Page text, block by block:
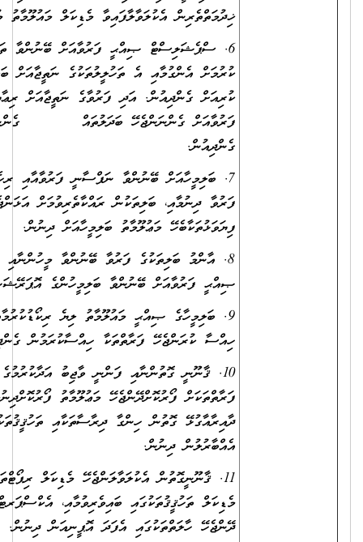
ޚިދުމަތްތެރިން އެކުލަވާލާފައިވާ މެޑިކަލް މައުލޫމާތު މުރާޖައާ ކުރުން.
6. ސްޕެޝަލިސްޓް ޞިއްޙީ ފަރުވާއަށް ބޭނުންވާ ތަހުލީލުތައް
ކުރުމަށް އެންގުމާއި އެ ތަހުލީލުތަކުގެ ނަތީޖާއަށް ބަލައި ފަރުވާ
ކުރިއަށް ގެންދިއުން. އަދި ފަރުވާގެ ނަތީޖާއަށް ރިޢާޔަތްކޮށް ދެވޭ
ފަރުވާއަށް ގެންނަންޖެހޭ ބަދަލުތައް ގެންނަމުން
7. ބަލިމީހާއަށް ބޭނުންވާ ނަފްސާނީ ފަރުވާއާއި ރިހެބިލިޓޭޝަން
ފަރުވާ ދިނުމާއި، ބަލިތަކުން ރައްކާތެރިވުމަށް އަޅަންޖެހޭނެ
ފިޔަވަޅުތަކާބެހޭ މަޢުލޫމާތު ބަލިމީހާއަށް ދިނުން.
8. އާންމު ބަލިތަކުގެ ފަރުވާ ބޭނުންވާ މީހުންނާއި ސްޕެޝަލިސްޓް
ޞިއްޙީ ފަރުވާއަށް ބޭނުންވާ ބަލިމީހުންގެ އޮޕަރޭޝަންތައް ކުރުން.
9. ބަލިމީހާގެ ޞިއްޙީ މައުލޫމާތު ލިޔެ ރިކޯޑުކުރުމާއި އެ މަޢުލޫމާތު
ހިއްސާ ކުރަންޖެހޭ ފަރާތްތަކާ ހިއްސާކުރަމުން ގެންދިއުން.
10. ޤާނޫނީ ގޮތުންނާއި ފަންނީ ވާޖިބު އަދާކުރުމުގެ ގޮތުން އެކި
ފަރާތްތަކަށް ފޯރުކޮށްދޭންޖެހޭ މަޢުލޫމާތު ފޯރުކޮށްދިނުމާއި، މަސައްކަތުގެ
ދާއިރާއާގުޅޭ ގޮތުން ހިންގާ ދިރާސާތަކާއި ތަހުޤީޤުތަކުގައި އެހީތެރިވެ
އެއްބާރުލުން ދިނުން.
11. ޤާނޫނީގޮތުން އެކުލަވާލަންޖެހޭ މެޑިކަލް ރިޕޯޓްތައް އެކުލަވާލުމާއި،
މެޑިކަލް ތަހުޤީޤުތަކުގައި ބައިވެރިވުމާއި، އެކްސްޕަރޓް އޮޕީނިއަން
ދޭންޖެހޭ ހާލަތްތަކުގައި އެފަދަ އޮޕީނިއަން ދިނުން.